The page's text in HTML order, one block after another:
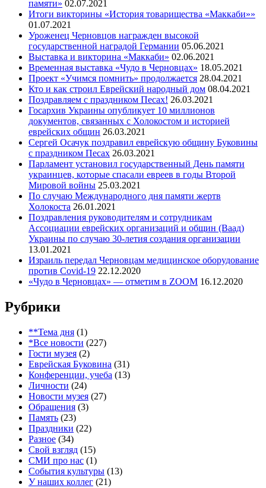
памяти» 02.07.2021
Итоги викторины «История товарищества «Маккаби»»
01.07.2021
Уроженец Черновцов награжден высокой
государственной наградой Германии 05.06.2021
Выставка и викторина «Маккаби» 02.06.2021
Временная выставка «Чудо в Черновцах» 18.05.2021
Проект «Учимся помнить» продолжается 28.04.2021
Кто и как строил Еврейский народный дом 08.04.2021
Поздравляем с праздником Песах! 26.03.2021
Госархив Украины опубликует 10 миллионов
документов, связанных с Холокостом и историей
еврейских общин 26.03.2021
Сергей Осачук поздравил еврейскую общину Буковины
с праздником Песах 26.03.2021
Парламент установил государственный День памяти
украинцев, которые спасали евреев в годы Второй
Мировой войны 25.03.2021
По случаю Международного дня памяти жертв
Холокоста 26.01.2021
Поздравления руководителям и сотрудникам
Ассоциации еврейских организаций и общин (Ваад)
Украины по случаю 30-летия создания организации
13.01.2021
Израиль передал Черновцам медицинское оборудование
против Covid-19 22.12.2020
«Чудо в Черновцах» — отметим в ZOOM 16.12.2020
Рубрики
**Тема дня (1)
*Все новости (227)
Гости музея (2)
Еврейская Буковина (31)
Конференции, учеба (13)
Личности (24)
Новости музея (27)
Обращения (3)
Память (23)
Праздники (22)
Разное (34)
Свой взгляд (15)
СМИ про нас (1)
События культуры (13)
У наших коллег (21)